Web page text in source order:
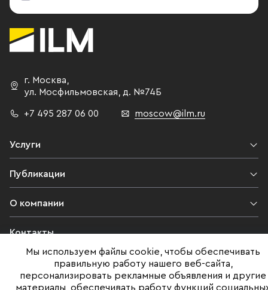
г. Москва,
ул. Мосфильмовская, д. №74Б
+7 495 287 06 00 moscow@ilm.ru
Услуги
Публикации
О компании
Контакты
Юридическая информация
Мы используем файлы cookie, чтобы обеспечивать
правильную работу нашего веб-сайта,
персонализировать рекламные объявления и другие
материалы, обеспечивать работу функций